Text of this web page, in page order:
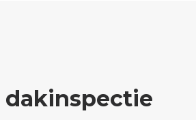
dakinspectie